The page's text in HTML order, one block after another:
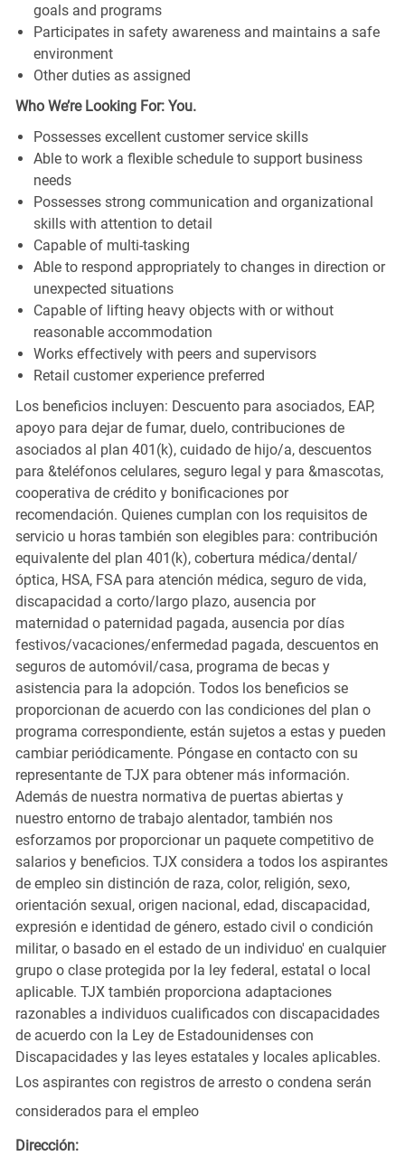
goals and programs
Participates in safety awareness and maintains a safe
environment
Other duties as assigned
Who We’re Looking For: You.
Possesses excellent customer service skills
Able to work a flexible schedule to support business
needs
Possesses strong communication and organizational
skills with attention to detail
Capable of multi-tasking
Able to respond appropriately to changes in direction or
unexpected situations
Capable of lifting heavy objects with or without
reasonable accommodation
Works effectively with peers and supervisors
Retail customer experience preferred
Los beneficios incluyen: Descuento para asociados, EAP,
apoyo para dejar de fumar, duelo, contribuciones de
asociados al plan 401(k), cuidado de hijo/a, descuentos
para &teléfonos celulares, seguro legal y para &mascotas,
cooperativa de crédito y bonificaciones por
recomendación. Quienes cumplan con los requisitos de
servicio u horas también son elegibles para: contribución
equivalente del plan 401(k), cobertura médica/dental/
óptica, HSA, FSA para atención médica, seguro de vida,
discapacidad a corto/largo plazo, ausencia por
maternidad o paternidad pagada, ausencia por días
festivos/vacaciones/enfermedad pagada, descuentos en
seguros de automóvil/casa, programa de becas y
asistencia para la adopción. Todos los beneficios se
proporcionan de acuerdo con las condiciones del plan o
programa correspondiente, están sujetos a estas y pueden
cambiar periódicamente. Póngase en contacto con su
representante de TJX para obtener más información.
Además de nuestra normativa de puertas abiertas y
nuestro entorno de trabajo alentador, también nos
esforzamos por proporcionar un paquete competitivo de
salarios y beneficios. TJX considera a todos los aspirantes
de empleo sin distinción de raza, color, religión, sexo,
orientación sexual, origen nacional, edad, discapacidad,
expresión e identidad de género, estado civil o condición
militar, o basado en el estado de un individuo' en cualquier
grupo o clase protegida por la ley federal, estatal o local
aplicable. TJX también proporciona adaptaciones
razonables a individuos cualificados con discapacidades
de acuerdo con la Ley de Estadounidenses con
Discapacidades y las leyes estatales y locales aplicables.
Los aspirantes con registros de arresto o condena serán
considerados para el empleo
Dirección: